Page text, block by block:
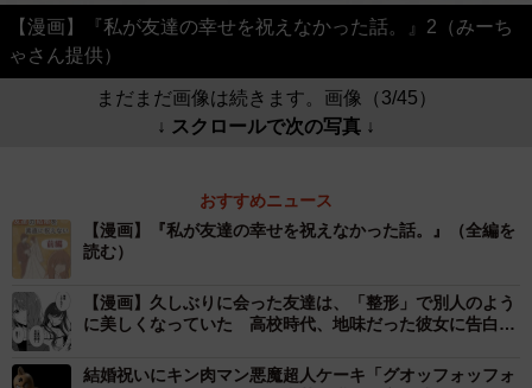
【漫画】『私が友達の幸せを祝えなかった話。』2（みーち
ゃさん提供）
まだまだ画像は続きます。画像（3/45）
↓ スクロールで次の写真 ↓
おすすめニュース
【漫画】『私が友達の幸せを祝えなかった話。』（全編を
読む）
【漫画】久しぶりに会った友達は、「整形」で別人のよう
に美しくなっていた 高校時代、地味だった彼女に告白さ
結婚祝いにキン肉マン悪魔超人ケーキ「グオッフォッフォ